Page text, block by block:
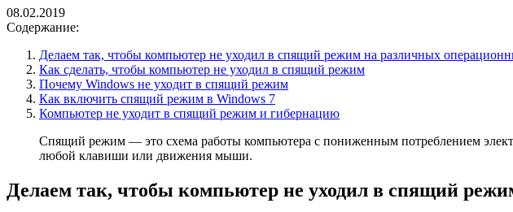
08.02.2019
Содержание:
Делаем так, чтобы компьютер не уходил в спящий режим на различных
Как сделать, чтобы компьютер не уходил в спящий режим
Почему Windows не уходит в спящий режим
Как включить спящий режим в Windows 7
Компьютер не уходит в спящий режим и гибернацию
Спящий режим — это схема работы компьютера с пониженным потреблением
любой клавиши или движения мыши.
Делаем так, чтобы компьютер не уходил в спящий